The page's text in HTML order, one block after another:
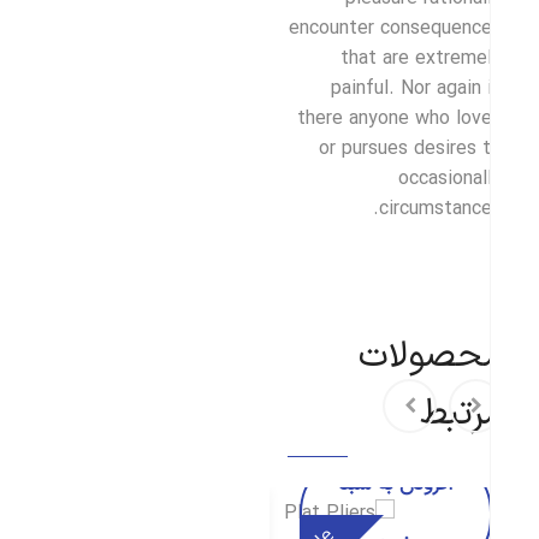
encounter
that are
painful. Nor again
there anyone who
or pursues desires
افزودن به سبد